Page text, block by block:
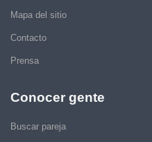
Mapa del sitio
Contacto
Prensa
Conocer gente
Buscar pareja